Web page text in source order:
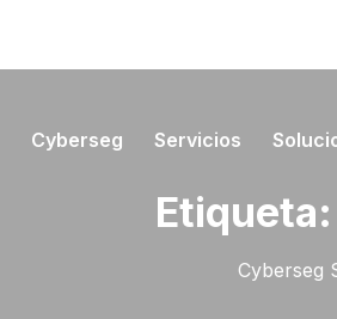
Cyberseg Servicios
Etiqueta:
Cyberseg